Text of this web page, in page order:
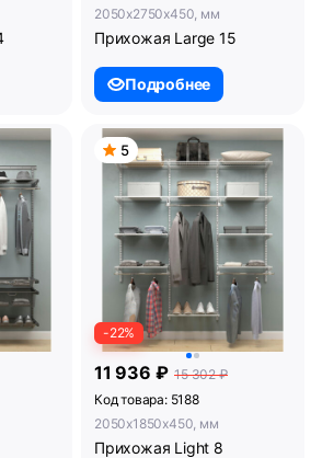
2050x2750x450, мм
Прихожая Large 15
Подробнее
5
-22%
11 936 ₽ 15 302 ₽
Код товара: 5188
2050x1850x450, мм
Прихожая Light 8